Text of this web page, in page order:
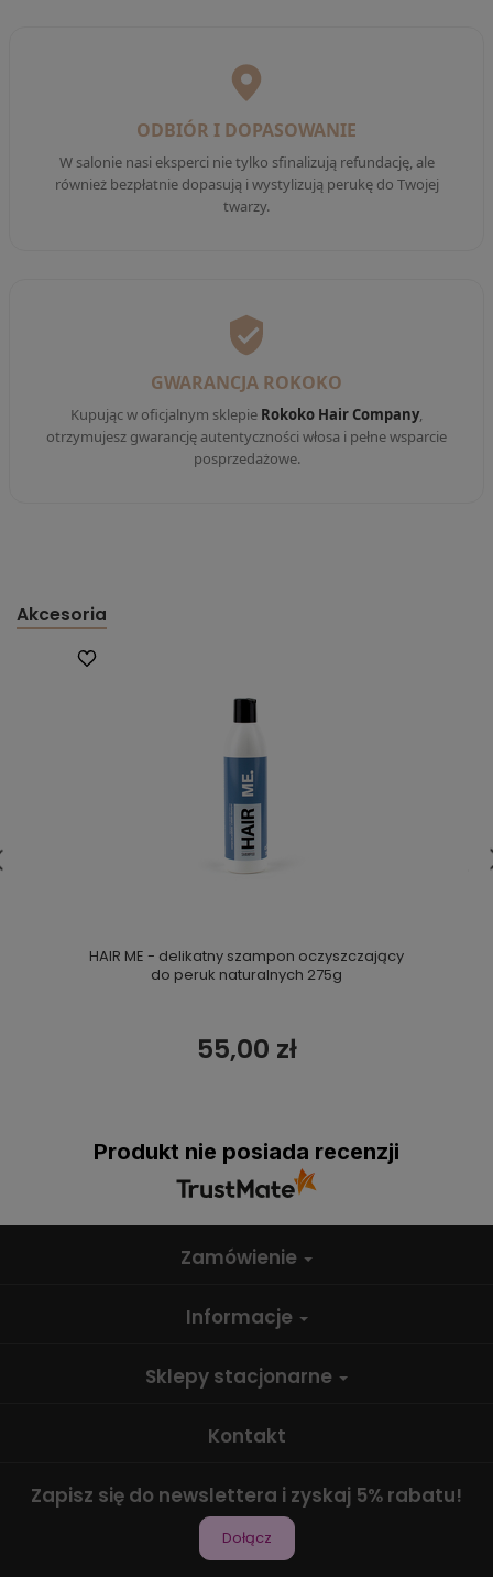
ODBIÓR I DOPASOWANIE
W salonie nasi eksperci nie tylko sfinalizują refundację, ale
również bezpłatnie dopasują i wystylizują perukę do Twojej
twarzy.
GWARANCJA ROKOKO
Kupując w oficjalnym sklepie Rokoko Hair Company,
otrzymujesz gwarancję autentyczności włosa i pełne wsparcie
posprzedażowe.
Akcesoria
HAIR ME - delikatny szampon oczyszczający
do peruk naturalnych 275g
55,00 zł
Produkt nie posiada recenzji
Zamówienie
Informacje
Sklepy stacjonarne
Kontakt
Zapisz się do newslettera i zyskaj 5% rabatu!
Dołącz